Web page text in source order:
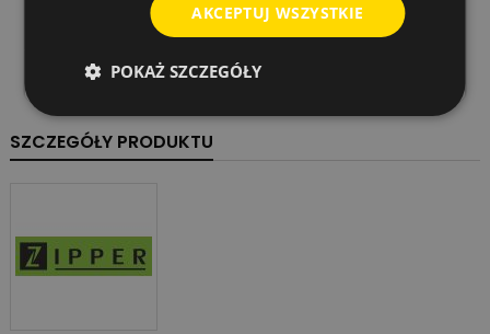
605 x 1345 x 470 mm
Kod EAN 9120039238487
SZCZEGÓŁY PRODUKTU
AKCEPTUJ WSZYSTKIE
POKAŻ SZCZEGÓŁY